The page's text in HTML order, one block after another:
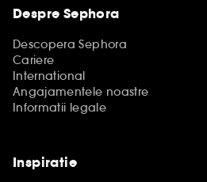
Despre Sephora
Descopera Sephora
Cariere
International
Angajamentele noastre
Informatii legale
Inspiratie